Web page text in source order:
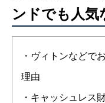
ンドでも人気
・ヴィトンなどで
理由
・キャッシュレス